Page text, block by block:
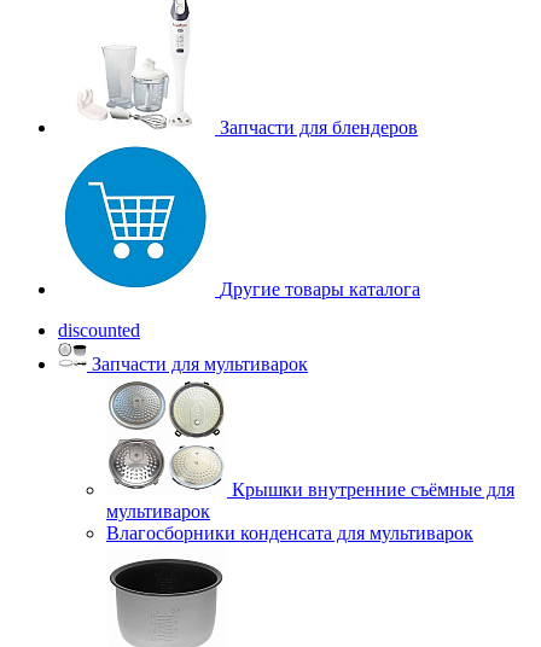
Запчасти для блендеров
Другие товары каталога
discounted
Запчасти для мультиварок
Крышки внутренние съёмные для
мультиварок
Влагосборники конденсата для мультиварок